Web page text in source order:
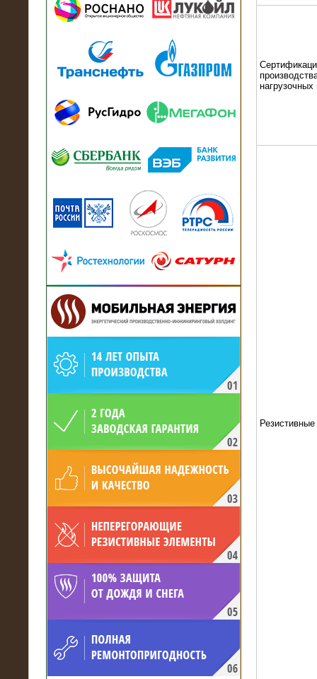
Балтийский завод
Активно-реактивные нагрузочные
модули 15 МВт (21,5 МВА) На Кубок
конфедераций
произведён высоковольтный
нагрузочный комплекс 24 МВт с
напряжением 6/10 кВ
15.04.2017
Нагрузочный комплекс 16 МВт с